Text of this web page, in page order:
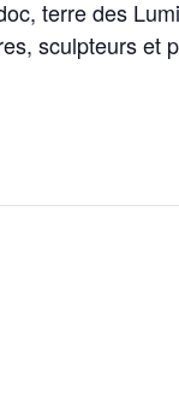
terre des
sculpteurs et